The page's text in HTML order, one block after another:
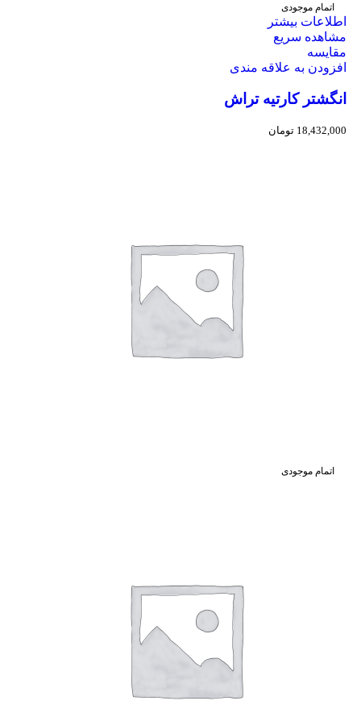
اتمام موجودی
اطلاعات بیشتر
مشاهده سریع
مقایسه
افزودن به علاقه مندی
انگشتر کارتیه تراش
18,432,000 تومان
اتمام موجودی